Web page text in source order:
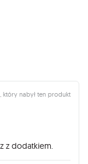
który nabył ten produkt
z dodatkiem.